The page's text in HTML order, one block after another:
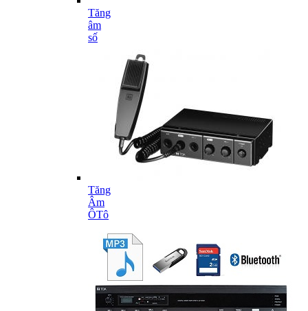
Tăng
âm
số
Tăng
Âm
ÔTô